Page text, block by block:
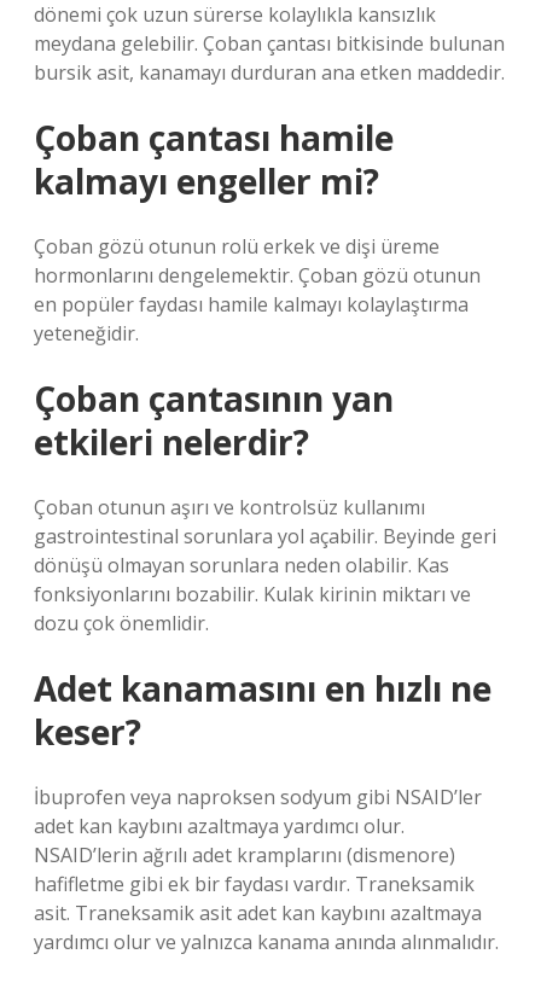
dönemi çok uzun sürerse kolaylıkla kansızlık
meydana gelebilir. Çoban çantası bitkisinde bulunan
bursik asit, kanamayı durduran ana etken maddedir.
Çoban çantası hamile
kalmayı engeller mi?
Çoban gözü otunun rolü erkek ve dişi üreme
hormonlarını dengelemektir. Çoban gözü otunun
en popüler faydası hamile kalmayı kolaylaştırma
yeteneğidir.
Çoban çantasının yan
etkileri nelerdir?
Çoban otunun aşırı ve kontrolsüz kullanımı
gastrointestinal sorunlara yol açabilir. Beyinde geri
dönüşü olmayan sorunlara neden olabilir. Kas
fonksiyonlarını bozabilir. Kulak kirinin miktarı ve
dozu çok önemlidir.
Adet kanamasını en hızlı ne
keser?
İbuprofen veya naproksen sodyum gibi NSAID’ler
adet kan kaybını azaltmaya yardımcı olur.
NSAID’lerin ağrılı adet kramplarını (dismenore)
hafifletme gibi ek bir faydası vardır. Traneksamik
asit. Traneksamik asit adet kan kaybını azaltmaya
yardımcı olur ve yalnızca kanama anında alınmalıdır.